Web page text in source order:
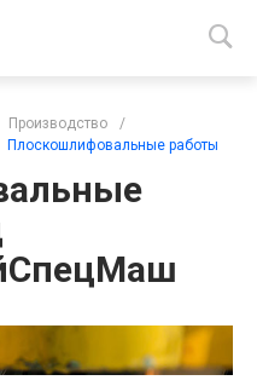
Производство
/
Плоскошлифовальные работы